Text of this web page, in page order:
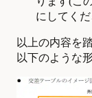
にしてくだ
以上の内容を
以下のような